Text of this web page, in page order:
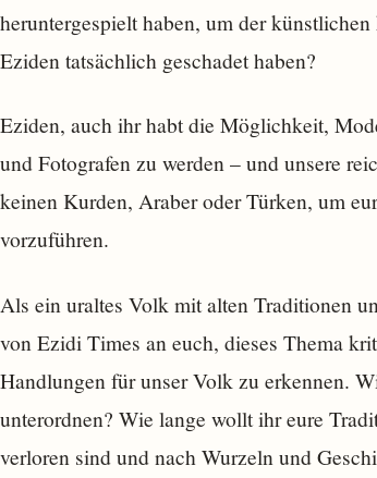
heruntergespielt haben, um der
Eziden tatsächlich geschadet haben?
Eziden, auch ihr habt die Möglichkeit,
und Fotografen zu werden – und unsere
keinen Kurden, Araber oder Türken, um
vorzuführen.
Als ein uraltes Volk mit alten Traditionen
von Ezidi Times an euch, dieses Thema
Handlungen für unser Volk zu erkennen.
unterordnen? Wie lange wollt ihr eure
verloren sind und nach Wurzeln und